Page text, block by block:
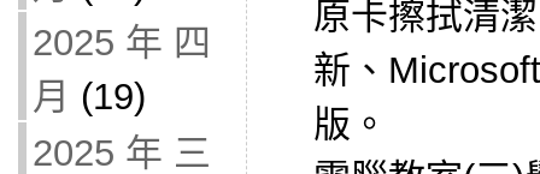
2025 年 四
月 (19)
2025 年 三
原卡擦拭清
新、
版。